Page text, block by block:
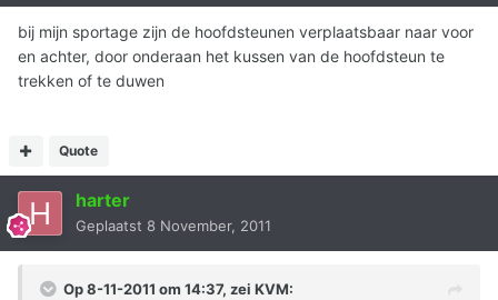
bij mijn sportage zijn de hoofdsteunen verplaatsbaar naar voor
en achter, door onderaan het kussen van de hoofdsteun te
trekken of te duwen
Quote
harter
Geplaatst 8 November, 2011
Op 8-11-2011 om 14:37, zei KVM: